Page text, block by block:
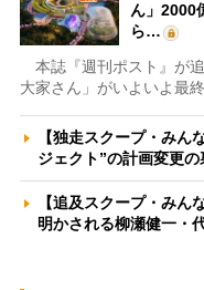
ん」2000
ら…
本誌『週刊ポスト』が
大家さん」がいよいよ最
【独走スクープ・みん
ジェクト”の計画変更
【追及スクープ・みん
明かされる柳瀬健一・